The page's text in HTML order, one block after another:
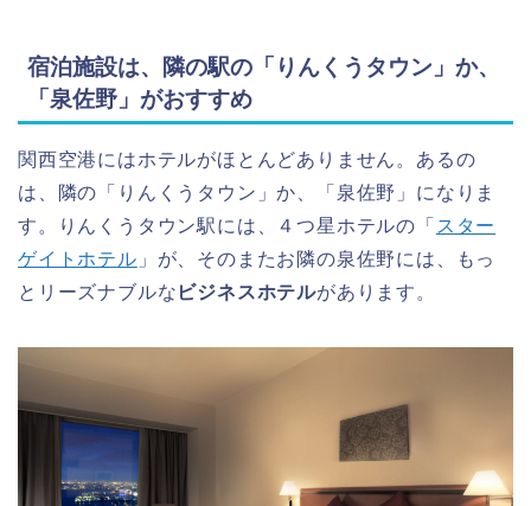
宿泊施設は、隣の駅の「りんくうタウン」か、
「泉佐野」がおすすめ
関西空港にはホテルがほとんどありません。あるの
は、隣の「りんくうタウン」か、「泉佐野」になりま
す。りんくうタウン駅には、４つ星ホテルの「 スター
ゲイトホテル 」が、そのまたお隣の泉佐野には、もっ
とリーズナブルな ビジネスホテルがあります。